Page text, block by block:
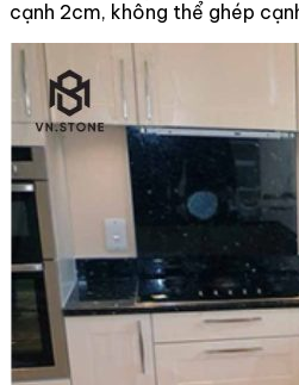
cạnh 2cm, không thể ghép